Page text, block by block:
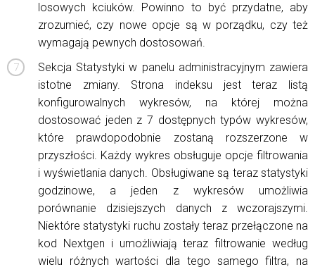
losowych kciuków. Powinno to być przydatne, aby
zrozumieć, czy nowe opcje są w porządku, czy też
wymagają pewnych dostosowań.
Sekcja Statystyki w panelu administracyjnym zawiera
istotne zmiany. Strona indeksu jest teraz listą
konfigurowalnych wykresów, na której można
dostosować jeden z 7 dostępnych typów wykresów,
które prawdopodobnie zostaną rozszerzone w
przyszłości. Każdy wykres obsługuje opcje filtrowania
i wyświetlania danych. Obsługiwane są teraz statystyki
godzinowe, a jeden z wykresów umożliwia
porównanie dzisiejszych danych z wczorajszymi.
Niektóre statystyki ruchu zostały teraz przełączone na
kod Nextgen i umożliwiają teraz filtrowanie według
wielu różnych wartości dla tego samego filtra, na